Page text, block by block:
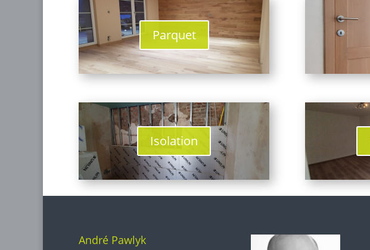
Parquet
Isolation
André Pawlyk